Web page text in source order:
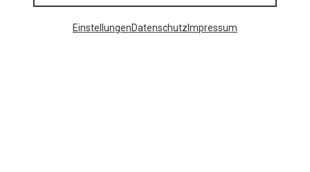
EinstellungenDatenschutz Impressum